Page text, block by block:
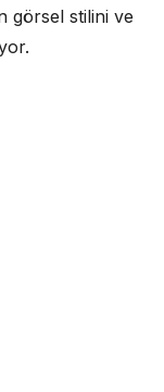
görsel stilini ve